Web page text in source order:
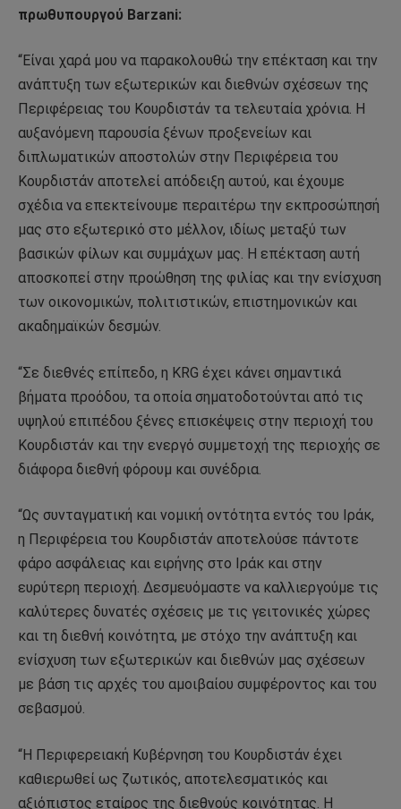
πρωθυπουργού Barzani:
“Είναι χαρά μου να παρακολουθώ την επέκταση και την
ανάπτυξη των εξωτερικών και διεθνών σχέσεων της
Περιφέρειας του Κουρδιστάν τα τελευταία χρόνια. Η
αυξανόμενη παρουσία ξένων προξενείων και
διπλωματικών αποστολών στην Περιφέρεια του
Κουρδιστάν αποτελεί απόδειξη αυτού, και έχουμε
σχέδια να επεκτείνουμε περαιτέρω την εκπροσώπησή
μας στο εξωτερικό στο μέλλον, ιδίως μεταξύ των
βασικών φίλων και συμμάχων μας. Η επέκταση αυτή
αποσκοπεί στην προώθηση της φιλίας και την ενίσχυση
των οικονομικών, πολιτιστικών, επιστημονικών και
ακαδημαϊκών δεσμών.
“Σε διεθνές επίπεδο, η KRG έχει κάνει σημαντικά
βήματα προόδου, τα οποία σηματοδοτούνται από τις
υψηλού επιπέδου ξένες επισκέψεις στην περιοχή του
Κουρδιστάν και την ενεργό συμμετοχή της περιοχής σε
διάφορα διεθνή φόρουμ και συνέδρια.
“Ως συνταγματική και νομική οντότητα εντός του Ιράκ,
η Περιφέρεια του Κουρδιστάν αποτελούσε πάντοτε
φάρο ασφάλειας και ειρήνης στο Ιράκ και στην
ευρύτερη περιοχή. Δεσμευόμαστε να καλλιεργούμε τις
καλύτερες δυνατές σχέσεις με τις γειτονικές χώρες
και τη διεθνή κοινότητα, με στόχο την ανάπτυξη και
ενίσχυση των εξωτερικών και διεθνών μας σχέσεων
με βάση τις αρχές του αμοιβαίου συμφέροντος και του
σεβασμού.
“Η Περιφερειακή Κυβέρνηση του Κουρδιστάν έχει
καθιερωθεί ως ζωτικός, αποτελεσματικός και
αξιόπιστος εταίρος της διεθνούς κοινότητας. Η